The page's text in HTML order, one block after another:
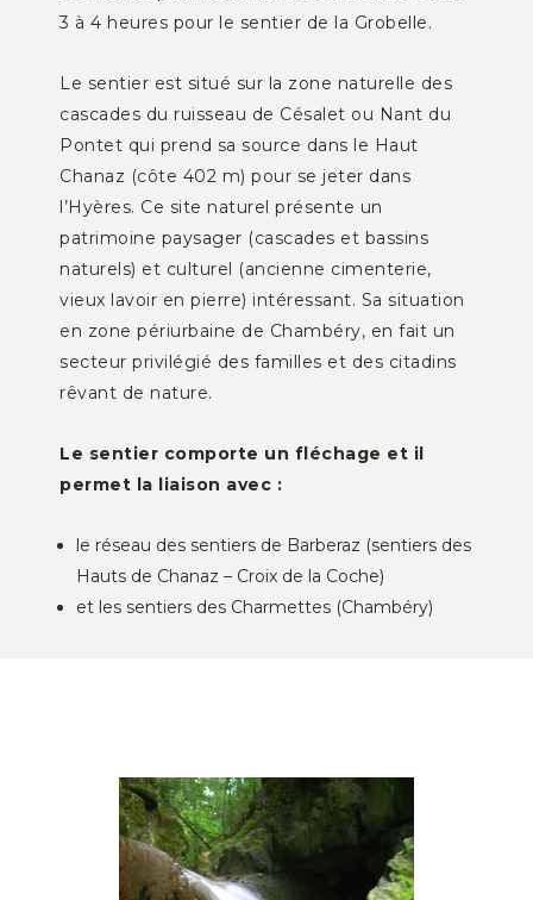
3 à 4 heures pour le sentier de la Grobelle.
Le sentier est situé sur la zone naturelle des
cascades du ruisseau de Césalet ou Nant du
Pontet qui prend sa source dans le Haut
Chanaz (côte 402 m) pour se jeter dans
l’Hyères. Ce site naturel présente un
patrimoine paysager (cascades et bassins
naturels) et culturel (ancienne cimenterie,
vieux lavoir en pierre) intéressant. Sa situation
en zone périurbaine de Chambéry, en fait un
secteur privilégié des familles et des citadins
rêvant de nature.
Le sentier comporte un fléchage et il
permet la liaison avec :
le réseau des sentiers de Barberaz (sentiers des
Hauts de Chanaz – Croix de la Coche)
et les sentiers des Charmettes (Chambéry)